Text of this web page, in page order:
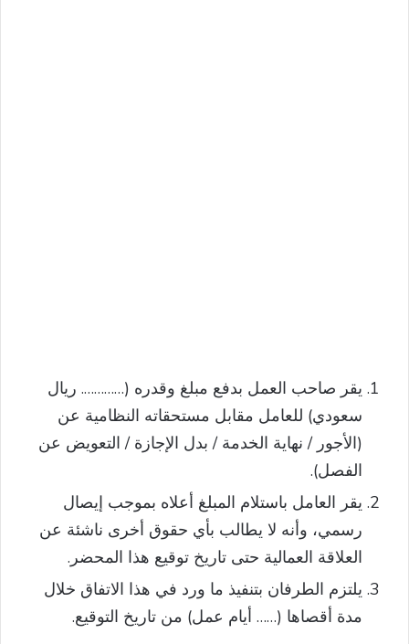
يقر صاحب العمل بدفع مبلغ وقدره (…………. ريال
سعودي) للعامل مقابل مستحقاته النظامية عن
(الأجور / نهاية الخدمة / بدل الإجازة / التعويض عن
الفصل).
يقر العامل باستلام المبلغ أعلاه بموجب إيصال
رسمي، وأنه لا يطالب بأي حقوق أخرى ناشئة عن
العلاقة العمالية حتى تاريخ توقيع هذا المحضر.
يلتزم الطرفان بتنفيذ ما ورد في هذا الاتفاق خلال
مدة أقصاها (…… أيام عمل) من تاريخ التوقيع.